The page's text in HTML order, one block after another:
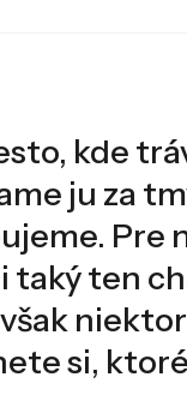
kde
ju za
Pre
ten
si,